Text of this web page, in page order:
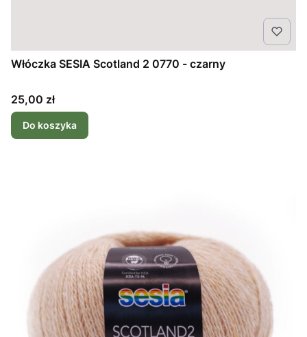
Włóczka SESIA Scotland 2 0770 - czarny
Cena
25,00 zł
Do koszyka